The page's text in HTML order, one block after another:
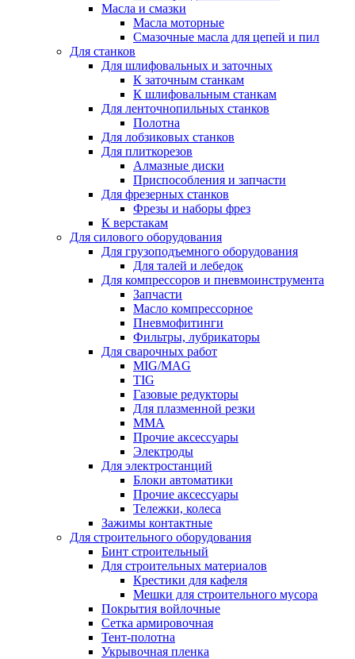
Масла и смазки
Масла моторные
Смазочные масла для цепей и пил
Для станков
Для шлифовальных и заточных
К заточным станкам
К шлифовальным станкам
Для ленточнопильных станков
Полотна
Для лобзиковых станков
Для плиткорезов
Алмазные диски
Приспособления и запчасти
Для фрезерных станков
Фрезы и наборы фрез
К верстакам
Для силового оборудования
Для грузоподъемного оборудования
Для талей и лебедок
Для компрессоров и пневмоинструмента
Запчасти
Масло компрессорное
Пневмофитинги
Фильтры, лубрикаторы
Для сварочных работ
MIG/MAG
TIG
Газовые редукторы
Для плазменной резки
ММА
Прочие аксессуары
Электроды
Для электростанций
Блоки автоматики
Прочие аксессуары
Тележки, колеса
Зажимы контактные
Для строительного оборудования
Бинт строительный
Для строительных материалов
Крестики для кафеля
Мешки для строительного мусора
Покрытия войлочные
Сетка армировочная
Тент-полотна
Укрывочная пленка